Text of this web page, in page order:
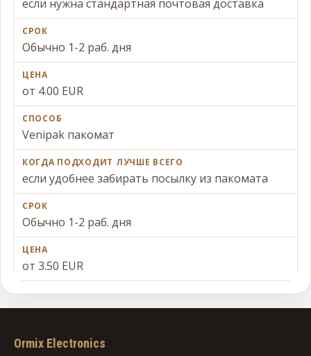
если нужна стандартная почтовая доставка
Обычно 1-2 раб. дня
от 4.00 EUR
Venipak пакомат
если удобнее забирать посылку из пакомата
Обычно 1-2 раб. дня
от 3.50 EUR
Ormix Electronics